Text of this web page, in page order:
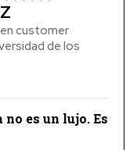
customer
de los
es un lujo. Es